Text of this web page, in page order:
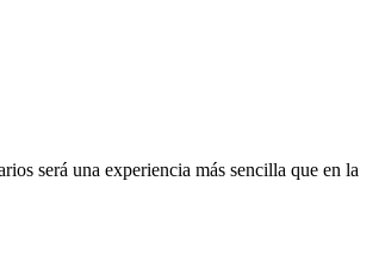
será una experiencia más sencilla que en la